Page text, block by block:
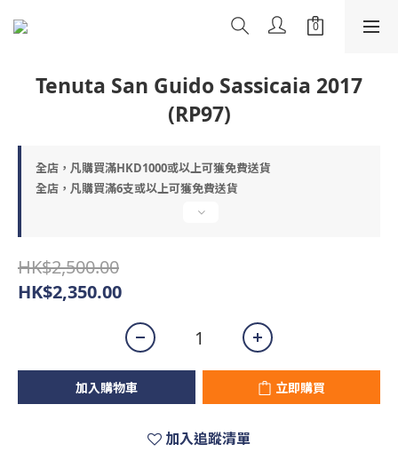
Tenuta San Guido Sassicaia 2017
(RP97)
全店，凡購買滿HKD1000或以上可獲免費送貨
全店，凡購買滿6支或以上可獲免費送貨
HK$2,500.00
HK$2,350.00
加入購物車 立即購買
加入追蹤清單